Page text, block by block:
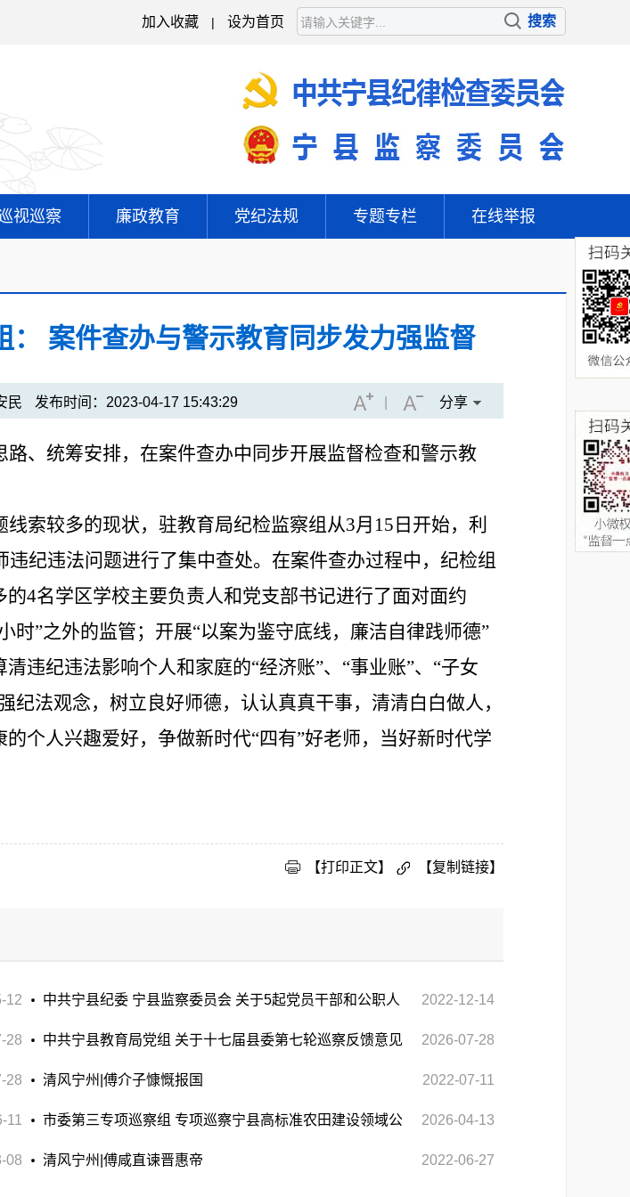
加入收藏 | 设为首页
视巡察 廉政教育 党纪法规 专题专栏 在线举报
案件查办与警示教育同步发力强监督
民 发布时间：2023-04-17 15:43:29 分享
路、统筹安排，在案件查办中同步开展监督检查和警示教
索较多的现状，驻教育局纪检监察组 从3月15日开始，利
违纪违法问题进行了集中查处。在案件查办过程中， 纪检组
的4名学区学校主要负责人和党支部书记进行了面对面约
”之外的监管；开展“以案为鉴守底线，廉洁自律践师德”
违纪违法影响个人和家庭的“经济账”、“事业账”、“子女
法观念，树立良好师德，认认真真干事，清清白白做人，
个人兴趣爱好，争做新时代“四有”好老师，当好新时代学
【打印正文】 【复制链接】
12 2022-12-14
中共宁县纪委 宁县监察委员会 关于5起党员干部和公职人
员参与赌博问题典型案例的通报
28 2026-07-28
中共宁县教育局党组 关于十七届县委第七轮巡察反馈意见
整改落实进展情况的通报
28 2022-07-11
清风宁州|傅介子慷慨报国
11 2026-04-13
市委第三专项巡察组 专项巡察宁县高标准农田建设领域公
告
08 2022-06-27
清风宁州|傅咸直谏晋惠帝